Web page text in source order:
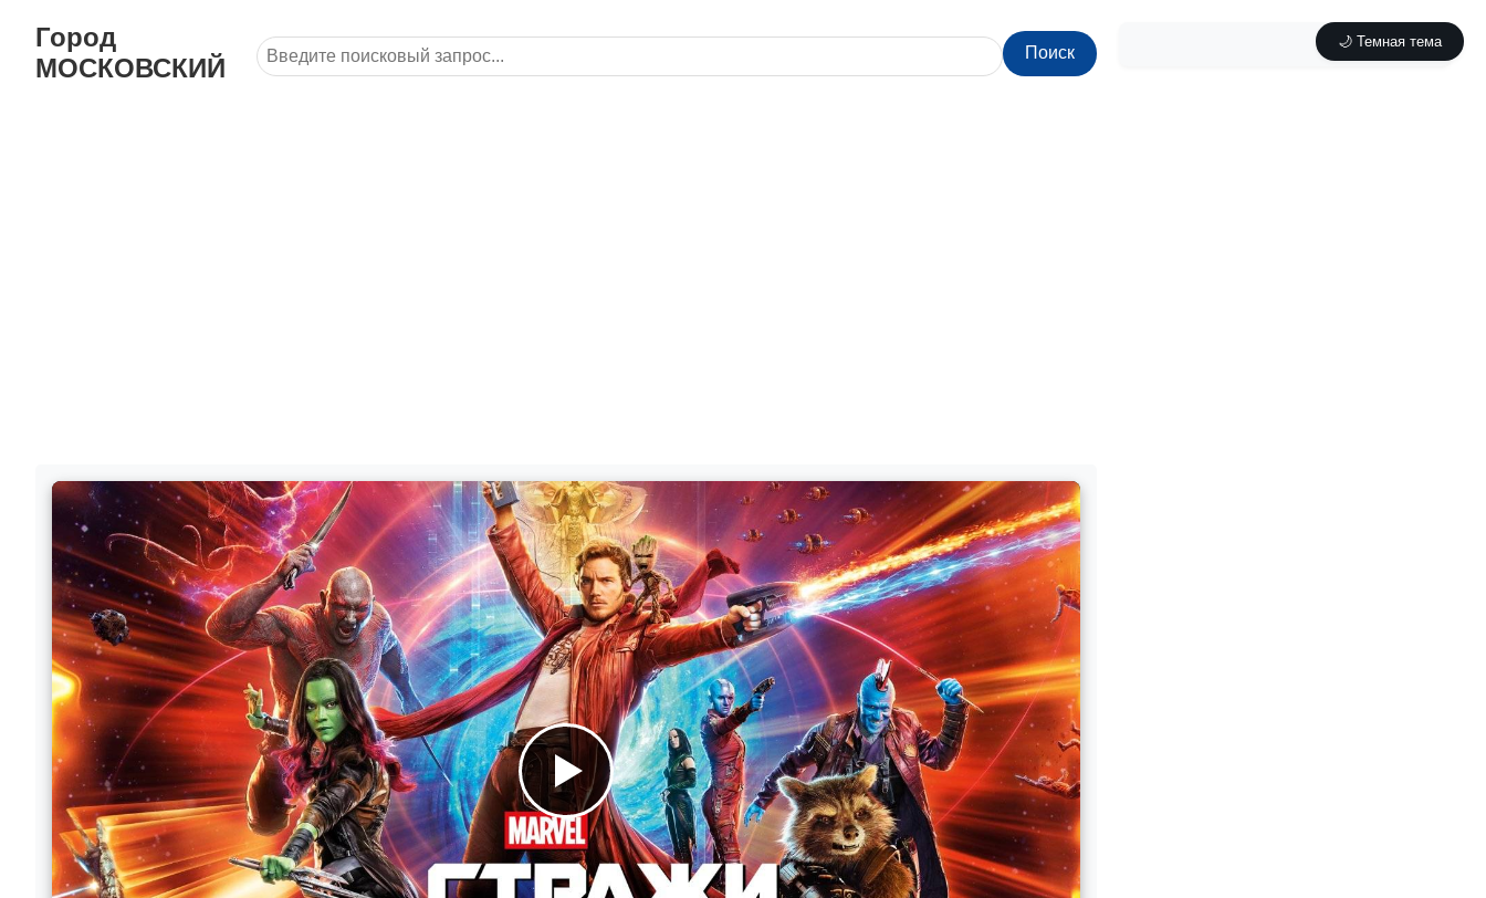
🌙 Темная тема
Город
МОСКОВСКИЙ
Поиск